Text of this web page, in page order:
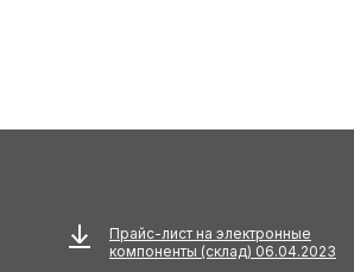
Прайс-лист на электронные
компоненты (склад) 06.04.2023